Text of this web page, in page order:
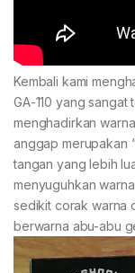
Kembali kami
GA-110 yang
menghadirkan
anggap merupakan
tangan yang lebih
menyuguhkan
sedikit corak warna
berwarna abu-abu